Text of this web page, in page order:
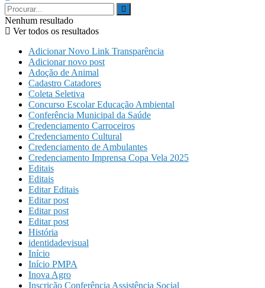
Nenhum resultado
Ver todos os resultados
Adicionar Novo Link Transparência
Adicionar novo post
Adoção de Animal
Cadastro Catadores
Coleta Seletiva
Concurso Escolar Educação Ambiental
Conferência Municipal da Saúde
Credenciamento Carroceiros
Credenciamento Cultural
Credenciamento de Ambulantes
Credenciamento Imprensa Copa Vela 2025
Editais
Editais
Editar Editais
Editar post
Editar post
Editar post
História
identidadevisual
Início
Início PMPA
Inova Agro
Inscrição Conferência Assistência Social